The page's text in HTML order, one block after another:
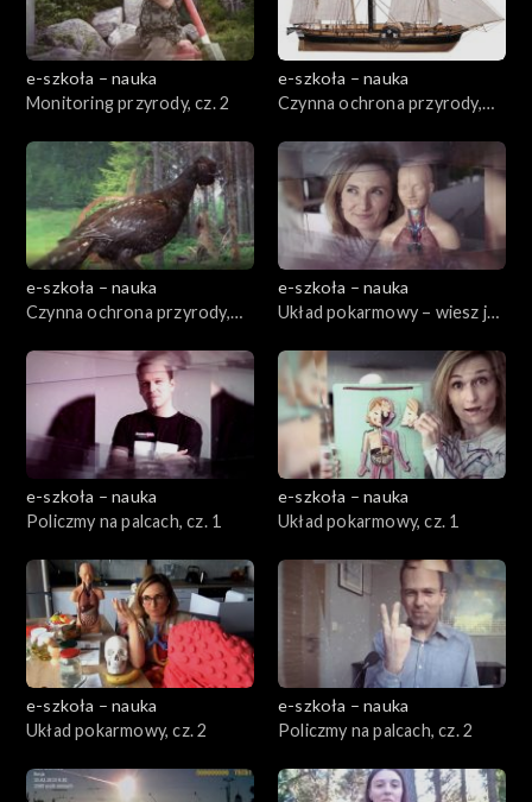
e-szkoła – nauka
Monitoring przyrody, cz. 2
e-szkoła – nauka
Czynna ochrona przyrody,
e-szkoła – nauka
Czynna ochrona przyrody,
e-szkoła – nauka
Układ pokarmowy – wiesz jak
e-szkoła – nauka
Policzmy na palcach, cz. 1
e-szkoła – nauka
Układ pokarmowy, cz. 1
e-szkoła – nauka
Układ pokarmowy, cz. 2
e-szkoła – nauka
Policzmy na palcach, cz. 2